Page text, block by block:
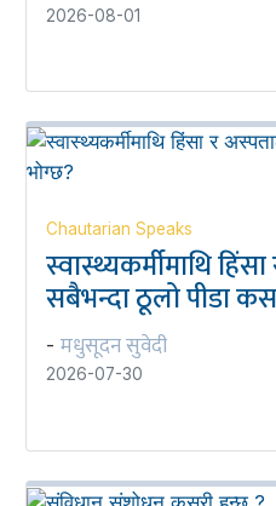
2026-08-01
Chautarian Speaks
स्वास्थ्यकर्मीमाथि
सबैभन्दा ठूलो पीडा
- मधुसूदन सुवेदी
2026-07-30